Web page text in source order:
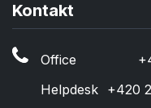
Kontakt
Office
Helpdesk ​+420